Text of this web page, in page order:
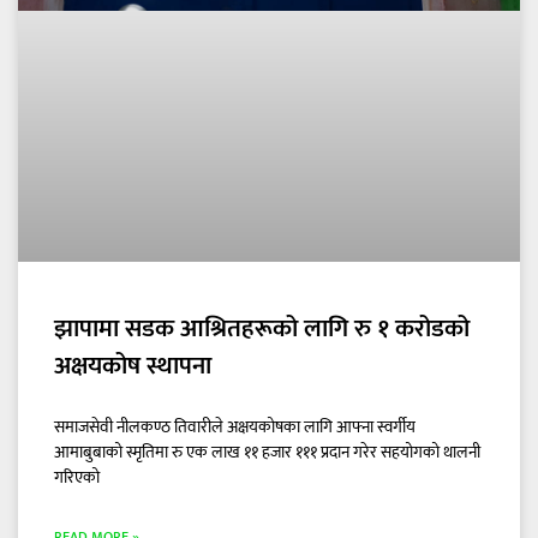
झापामा सडक आश्रितहरूको लागि रु १ करोडको
अक्षयकोष स्थापना
समाजसेवी नीलकण्ठ तिवारीले अक्षयकोषका लागि आफ्ना स्वर्गीय
आमाबुबाको स्मृतिमा रु एक लाख ११ हजार १११ प्रदान गरेर सहयोगको थालनी
गरिएको